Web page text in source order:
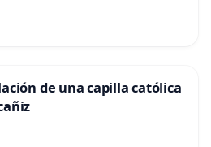
de una capilla católica